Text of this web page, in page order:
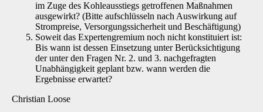
im Zuge des Kohleausstiegs getroffenen Maßnahmen
ausgewirkt? (Bitte aufschlüsseln nach Auswirkung auf
Strompreise, Versorgungssicherheit und Beschäftigung)
Soweit das Expertengremium noch nicht konstituiert ist:
Bis wann ist dessen Einsetzung unter Berücksichtigung
der unter den Fragen Nr. 2. und 3. nachgefragten
Unabhängigkeit geplant bzw. wann werden die
Ergebnisse erwartet?
Christian Loose